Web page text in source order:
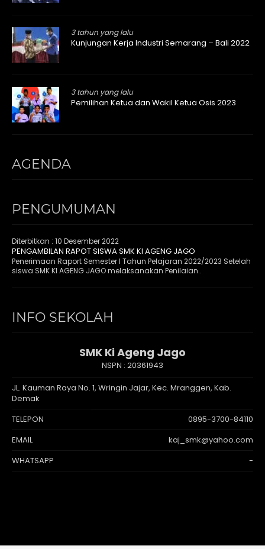
3 tahun yang lalu
Kunjungan Kerja Industri Semarang – Bali 2022
3 tahun yang lalu
Pemilihan Ketua dan Wakil Ketua Osis 2023
AGENDA
PENGUMUMAN
Diterbitkan : 10 Desember 2022
PENGAMBILAN RAPOT SISWA SMK KI AGENG JAGO
Penerimaan Raport Semester I Tahun Pelajaran 2022/2023 Setelah
siswa SMK KI AGENG JAGO melaksanakan Penilaian..
INFO SEKOLAH
SMK Ki Ageng Jago
NSPN : 20361943
JL. Kauman Raya No. 1, Wringin Jajar, Kec. Mranggen, Kab.
Demak
TELEPON
0895-3700-84110
EMAIL
kaj_smk@yahoo.com
WHATSAPP
-